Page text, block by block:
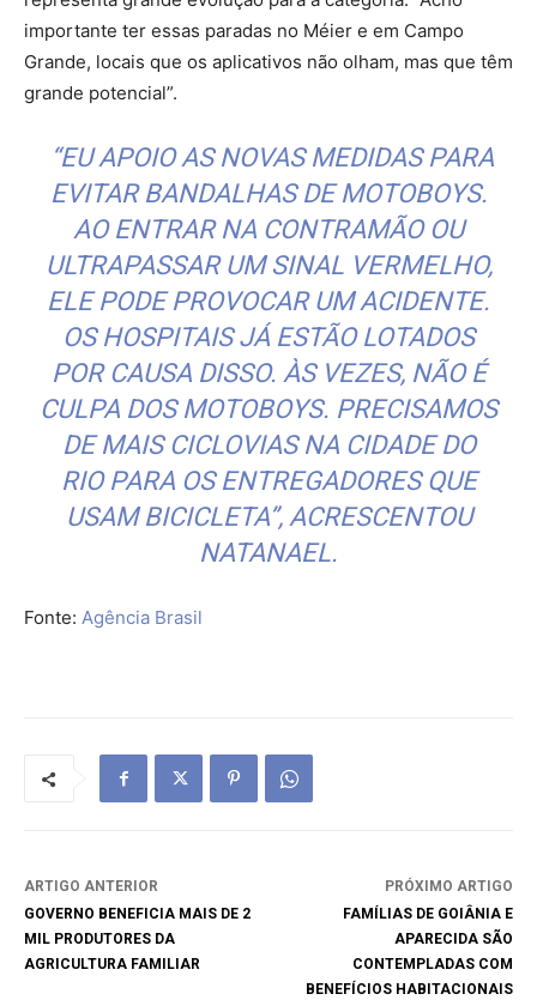
importante ter essas paradas no Méier e em Campo
Grande, locais que os aplicativos não olham, mas que têm
grande potencial”.
“EU APOIO AS NOVAS MEDIDAS PARA
EVITAR BANDALHAS DE MOTOBOYS.
AO ENTRAR NA CONTRAMÃO OU
ULTRAPASSAR UM SINAL VERMELHO,
ELE PODE PROVOCAR UM ACIDENTE.
OS HOSPITAIS JÁ ESTÃO LOTADOS
POR CAUSA DISSO. ÀS VEZES, NÃO É
CULPA DOS MOTOBOYS. PRECISAMOS
DE MAIS CICLOVIAS NA CIDADE DO
RIO PARA OS ENTREGADORES QUE
USAM BICICLETA”, ACRESCENTOU
NATANAEL.
Fonte: Agência Brasil
ARTIGO ANTERIOR
GOVERNO BENEFICIA MAIS DE 2
MIL PRODUTORES DA
AGRICULTURA FAMILIAR
PRÓXIMO ARTIGO
FAMÍLIAS DE GOIÂNIA E
APARECIDA SÃO
CONTEMPLADAS COM
BENEFÍCIOS HABITACIONAIS